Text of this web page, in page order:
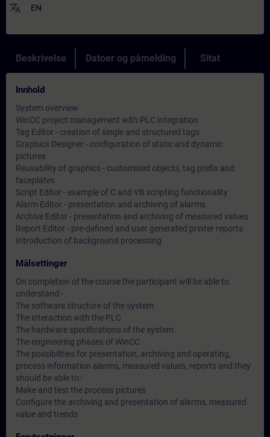
translate EN
Beskrivelse Datoer og påmelding Sitat
Innhold
System overview
WinCC project management with PLC integration
Tag Editor - creation of single and structured tags
Graphics Designer - configuration of static and dynamic
pictures
Reusability of graphics - customised objects, tag prefix and
faceplates
Script Editor - example of C and VB scripting functionality
Alarm Editor - presentation and archiving of alarms
Archive Editor - presentation and archiving of measured values
Report Editor - pre-defined and user generated printer reports
Introduction of background processing
Målsettinger
On completion of the course the participant will be able to
understand:-
The software structure of the system
The interaction with the PLC
The hardware specifications of the system
The engineering phases of WinCC
The possibilities for presentation, archiving and operating,
process information alarms, measured values, reports and they
should be able to:-
Make and test the process pictures
Configure the archiving and presentation of alarms, measured
value and trends